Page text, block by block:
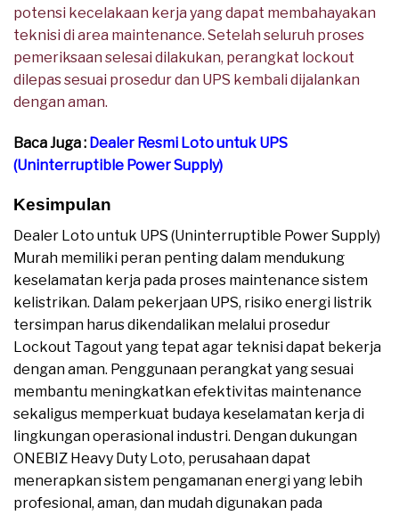
potensi kecelakaan kerja yang dapat membahayakan
teknisi di area maintenance. Setelah seluruh proses
pemeriksaan selesai dilakukan, perangkat lockout
dilepas sesuai prosedur dan UPS kembali dijalankan
dengan aman.
Baca Juga : Dealer Resmi Loto untuk UPS
(Uninterruptible Power Supply)
Kesimpulan
Dealer Loto untuk UPS (Uninterruptible Power Supply)
Murah memiliki peran penting dalam mendukung
keselamatan kerja pada proses maintenance sistem
kelistrikan. Dalam pekerjaan UPS, risiko energi listrik
tersimpan harus dikendalikan melalui prosedur
Lockout Tagout yang tepat agar teknisi dapat bekerja
dengan aman. Penggunaan perangkat yang sesuai
membantu meningkatkan efektivitas maintenance
sekaligus memperkuat budaya keselamatan kerja di
lingkungan operasional industri. Dengan dukungan
ONEBIZ Heavy Duty Loto, perusahaan dapat
menerapkan sistem pengamanan energi yang lebih
profesional, aman, dan mudah digunakan pada